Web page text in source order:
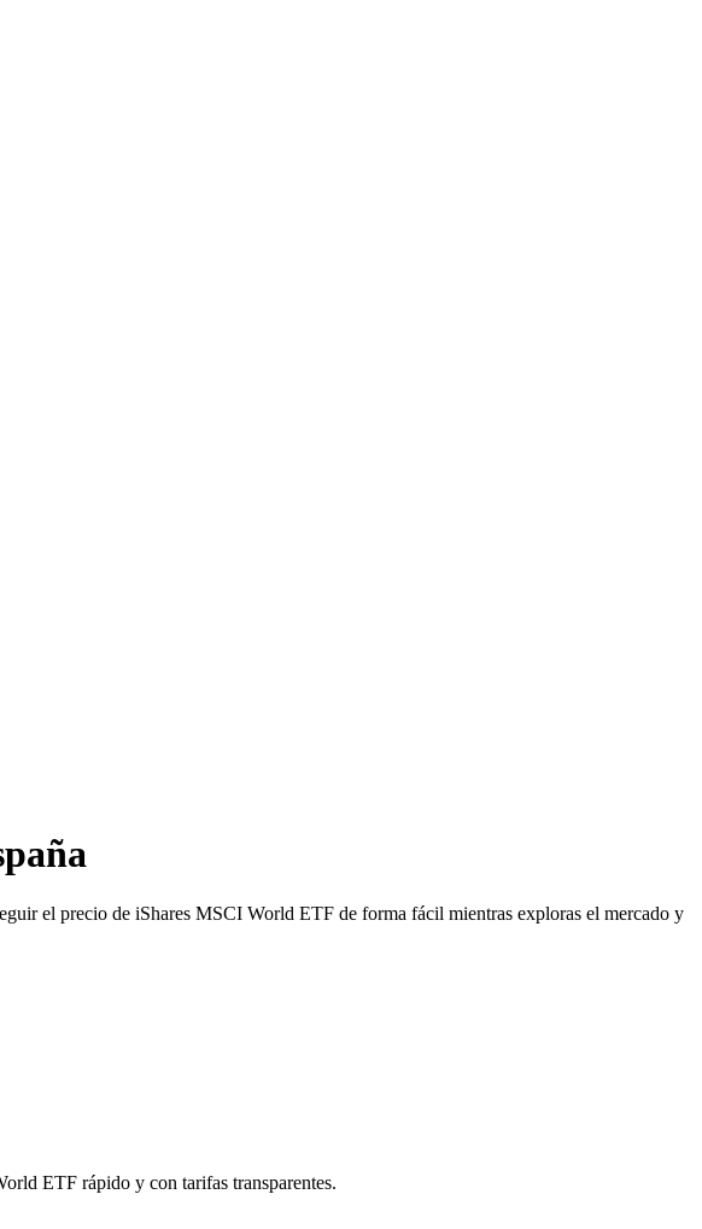
el precio de iShares MSCI World ETF de forma fácil mientras exploras el mercado y
ETF rápido y con tarifas transparentes.